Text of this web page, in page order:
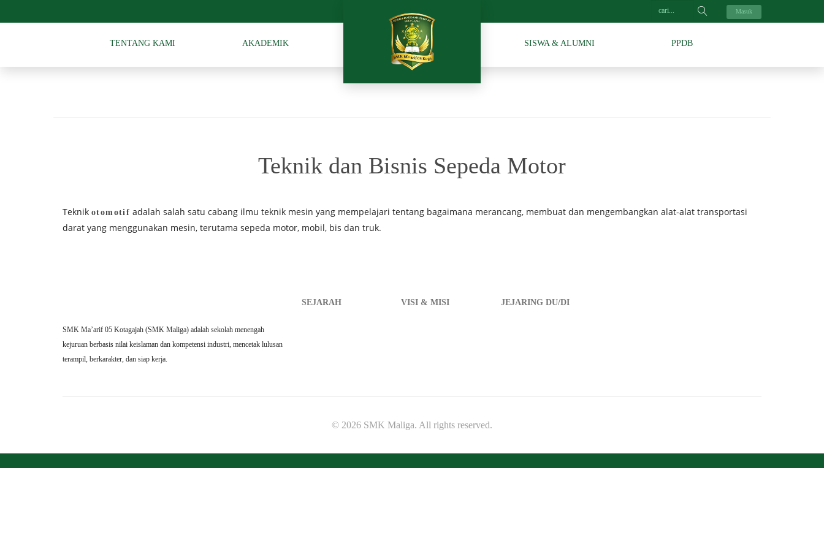
Masuk
TENTANG KAMI AKADEMIK SISWA & ALUMNI PPDB
Teknik dan Bisnis Sepeda Motor
Teknik otomotif adalah salah satu cabang ilmu teknik mesin yang mempelajari tentang bagaimana merancang, membuat dan mengembangkan alat-alat transportasi
darat yang menggunakan mesin, terutama sepeda motor, mobil, bis dan truk.
SMK Ma’arif 05 Kotagajah (SMK Maliga) adalah sekolah menengah
kejuruan berbasis nilai keislaman dan kompetensi industri, mencetak lulusan
terampil, berkarakter, dan siap kerja.
SEJARAH VISI & MISI JEJARING DU/DI
© 2026 SMK Maliga. All rights reserved.